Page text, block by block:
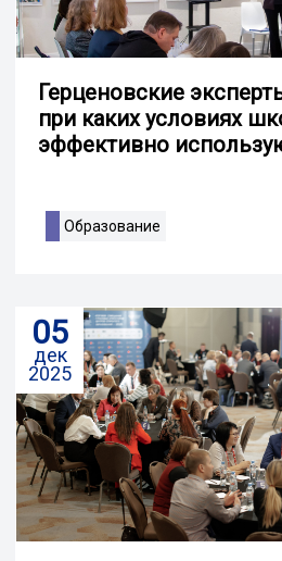
Герценовские
при каких условиях
эффективно
Образование
05
дек
2025